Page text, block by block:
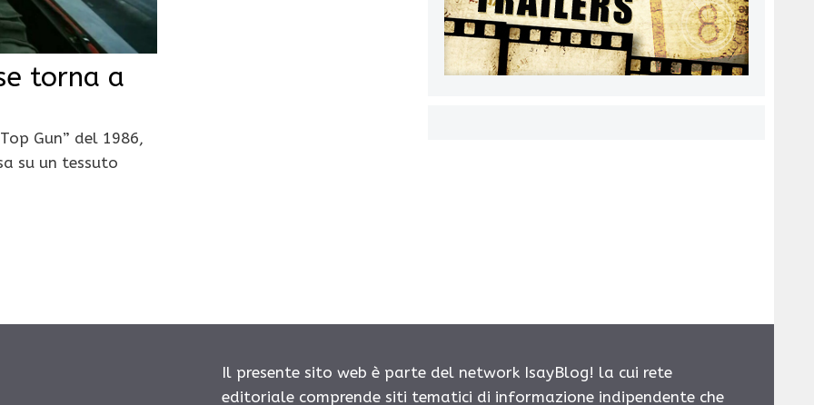
torna a
Gun” del 1986,
su un tessuto
Il presente sito web è parte del network IsayBlog! la cui rete
editoriale comprende siti tematici di informazione indipendente che